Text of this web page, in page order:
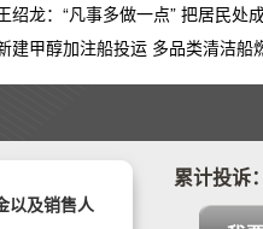
惠诊室｜免疫细胞也会变“敌人
绍龙：“凡事多做一点” 把居民处
建甲醇加注船投运 多品类清洁船
年预约期有
允许退卡退
公司拒不退款
退款 被扣
以及销售人
累计投诉：